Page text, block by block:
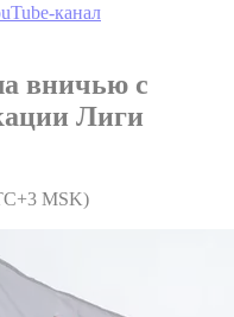
канал
вничью с
Лиги
MSK)